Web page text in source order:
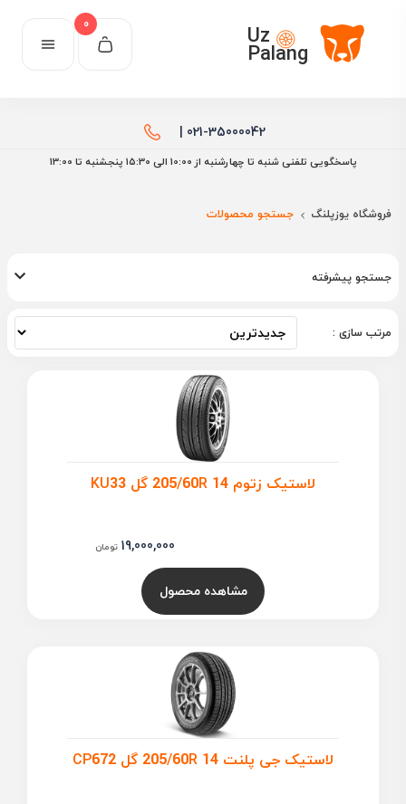
Uz
Palang
0
021-35000042 |
پاسخگویی تلفنی شنبه تا چهارشنبه از 10:00 الی ۱۵:30 پنجشنبه تا 13:00
فروشگاه یوزپلنگ جستجو محصولات
جستجو پیشرفته
مرتب سازی :
لاستیک زتوم 205/60R 14 گل KU33
19,000,000 تومان
مشاهده محصول
لاستیک جی پلنت 205/60R 14 گل CP672